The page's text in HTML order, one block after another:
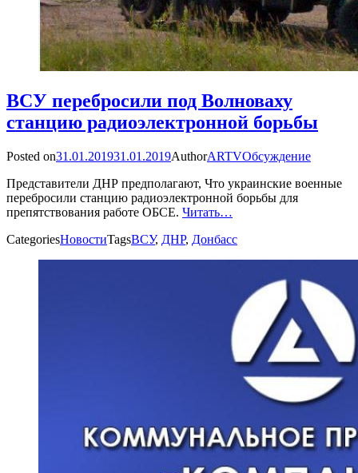
ВСУ перебросили под Волноваху
станцию радиоэлектронной борьбы
Posted on31.01.201931.01.2019AuthorARTVОбсуждение
Представители ДНР предполагают, Что украинские военные
перебросили станцию радиоэлектронной борьбы для
препятствования работе ОБСЕ. Читать…
CategoriesНовостиTagsВСУ, ДНР, Донбасс